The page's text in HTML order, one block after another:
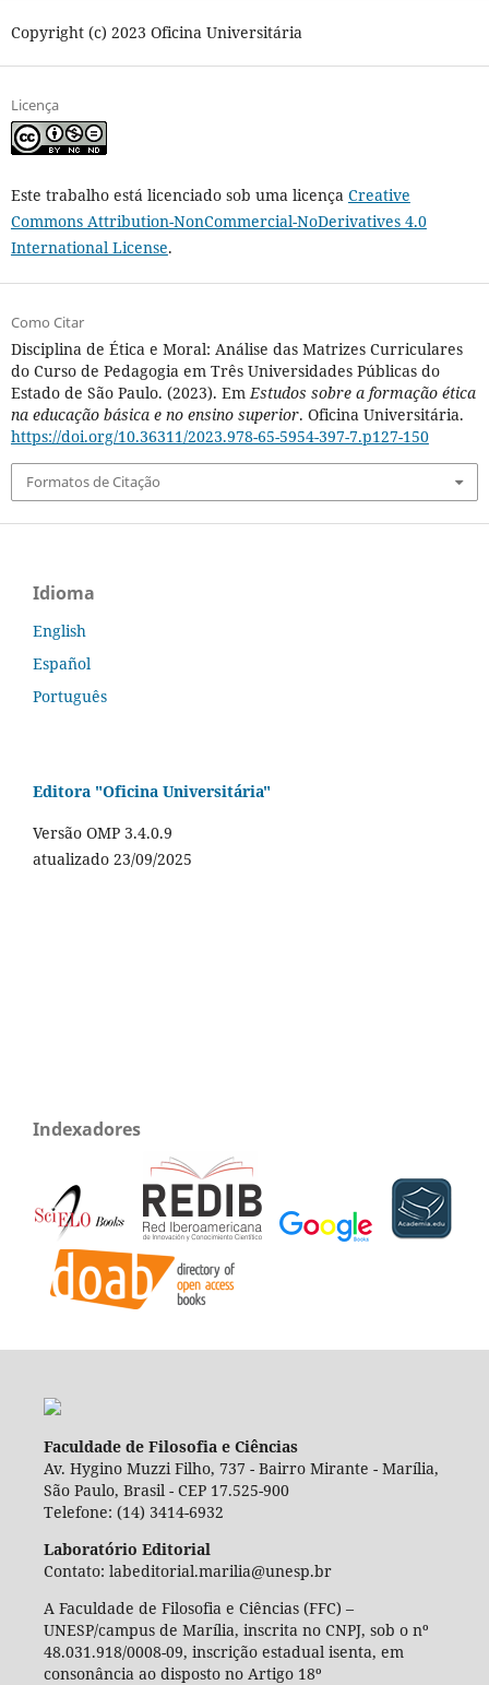
Copyright (c) 2023 Oficina Universitária
Licença
Este trabalho está licenciado sob uma licença Creative
Commons Attribution-NonCommercial-NoDerivatives 4.0
International License.
Como Citar
Disciplina de Ética e Moral: Análise das Matrizes Curriculares
do Curso de Pedagogia em Três Universidades Públicas do
Estado de São Paulo. (2023). EmEstudos sobre a formação ética
na educação básica e no ensino superior. Oficina Universitária.
https://doi.org/10.36311/2023.978-65-5954-397-7.p127-150
Formatos de Citação
Idioma
English
Español
Português
Editora "Oficina Universitária"
Versão OMP 3.4.0.9
atualizado 23/09/2025
Indexadores
Faculdade de Filosofia e Ciências
Av. Hygino Muzzi Filho, 737 - Bairro Mirante - Marília,
São Paulo, Brasil - CEP 17.525-900
Telefone: (14) 3414-6932
Laboratório Editorial
Contato: labeditorial.marilia@unesp.br
A Faculdade de Filosofia e Ciências (FFC) –
UNESP/campus de Marília, inscrita no CNPJ, sob o nº
48.031.918/0008-09, inscrição estadual isenta, em
consonância ao disposto no Artigo 18º